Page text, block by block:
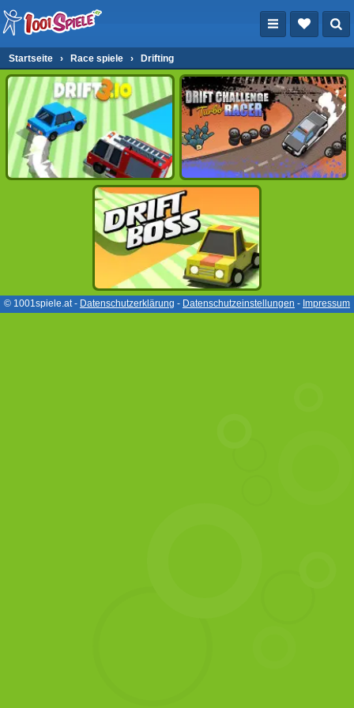
Startseite › Race spiele › Drifting
© 1001spiele.at - Datenschutzerklärung - Datenschutzeinstellungen - Impressum